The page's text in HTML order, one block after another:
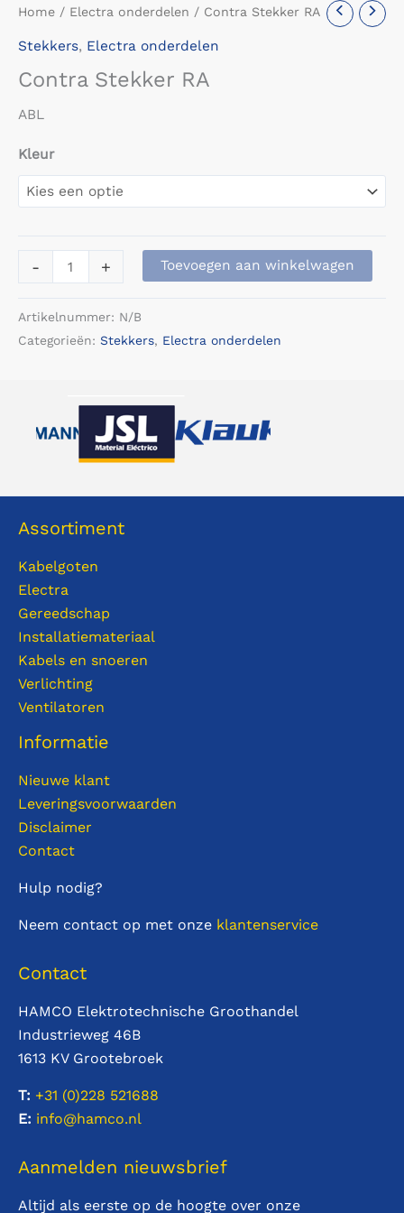
Home / Electra onderdelen / Contra Stekker RA
Stekkers, Electra onderdelen
Contra Stekker RA
ABL
Kleur
-
Stekker
+ Toevoegen aan winkelwagen
Artikelnummer: N/B
Categorieën: Stekkers, Electra onderdelen
Assortiment
Kabelgoten
Electra
Gereedschap
Installatiemateriaal
Kabels en snoeren
Verlichting
Ventilatoren
Informatie
Nieuwe klant
Leveringsvoorwaarden
Disclaimer
Contact
Hulp nodig?
Neem contact op met onze klantenservice
Contact
HAMCO Elektrotechnische Groothandel
Industrieweg 46B
1613 KV Grootebroek
T: +31 (0)228 521688
E: info@hamco.nl
Aanmelden nieuwsbrief
Altijd als eerste op de hoogte over onze